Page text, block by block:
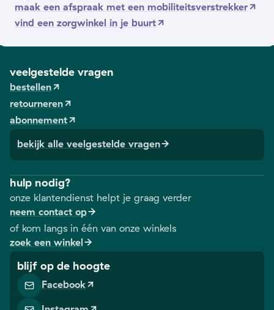
maak een afspraak met een mobiliteitsverstrekker
vind een zorgwinkel in je buurt
veelgestelde vragen
bestellen
retourneren
abonnement
bekijk alle veelgestelde vragen
hulp nodig?
onze klantendienst helpt je graag verder
neem contact op
of kom langs in één van onze winkels
zoek een winkel
blijf op de hoogte
Facebook